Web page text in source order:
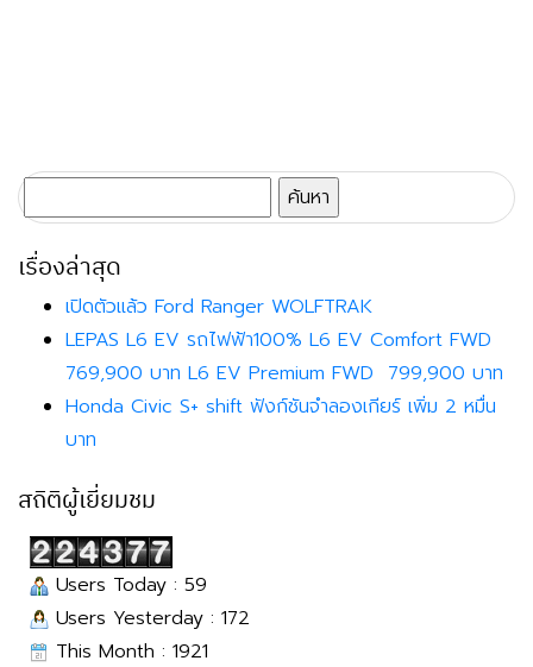
สำหรับ:
เรื่องล่าสุด
เปิดตัวแล้ว Ford Ranger WOLFTRAK
LEPAS L6 EV รถไฟฟ้า100% L6 EV Comfort FWD
769,900 บาท L6 EV Premium FWD 799,900 บาท
Honda Civic S+ shift ฟังก์ชันจำลองเกียร์ เพิ่ม 2 หมื่น
บาท
สถิติผู้เยี่ยมชม
Users Today : 59
Users Yesterday : 172
This Month : 1921